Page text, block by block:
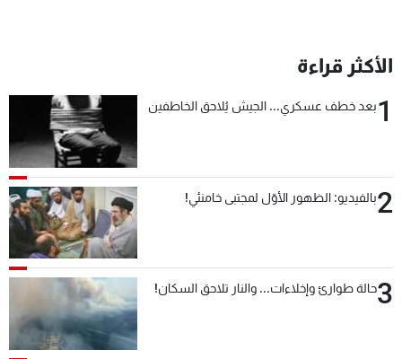
الأكثر قراءة
1بعد خطف عسكري... الجيش يُلاحق الخاطفين
2بالفيديو: الظهور الأوّل لمجتبى خامنئي!
3حالة طوارئ وإخلاءات... والنار تلاحق السكان!